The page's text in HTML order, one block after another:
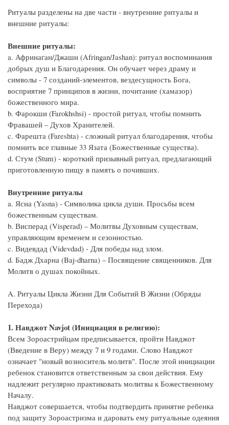
Ритуалы разделены на две части - внутренние ритуалы и
внешние ритуалы:
Внешние ритуалы:
a. Афринаган/Джашн (Afringan/Jashan): ритуал воспоминания
добрых душ и Благодарения. Он обучает через драму и
символы - 7 созданий-элементов, вездесущность Бога,
восприятие 7 принципов в жизни, почитание (хамазор)
божественного мира.
b. Фарокши (Farokhshsi) - простой ритуал, чтобы помнить
Фравашей – Духов Хранителей.
c. Фарешта (Fareshta) - сложный ритуал благодарения, чтобы
помнить все главные 33 Язата (Божественные существа).
d. Стум (Stum) - короткий призывный ритуал, предлагающий
приготовленную пищу в память о почивших.
Внутренние ритуалы
a. Ясна (Yasna) - Символика цикла души. Просьбы всем
божественным существам.
b. Висперад (Visperad) – Молитвы Духовным существам,
управляющим временем и сезонностью.
c. Видевдад (Videvdad) - Для победы над злом.
d. Бадж Дхарна (Baj-dharna) – Посвящение священников. Для
Молитв о душах покойных.
A. Ритуалы Цикла Жизни Для Событий В Жизни (Обряды
Перехода)
1. Навджот Navjot (Инициация в религию):
Всем Зороастрийцам предписывается, пройти Навджот
(Введение в Веру) между 7 и 9 годами. Слово Навджот
означает "новый возноситель молитв". После этой инициации
ребенок становится ответственным за свои действия. Ему
надлежит регулярно практиковать молитвы к Божественному
Началу.
Навджот совершается, чтобы подтвердить принятие ребенка
под защиту Зороастризма и даровать ему ритуальные одеяния